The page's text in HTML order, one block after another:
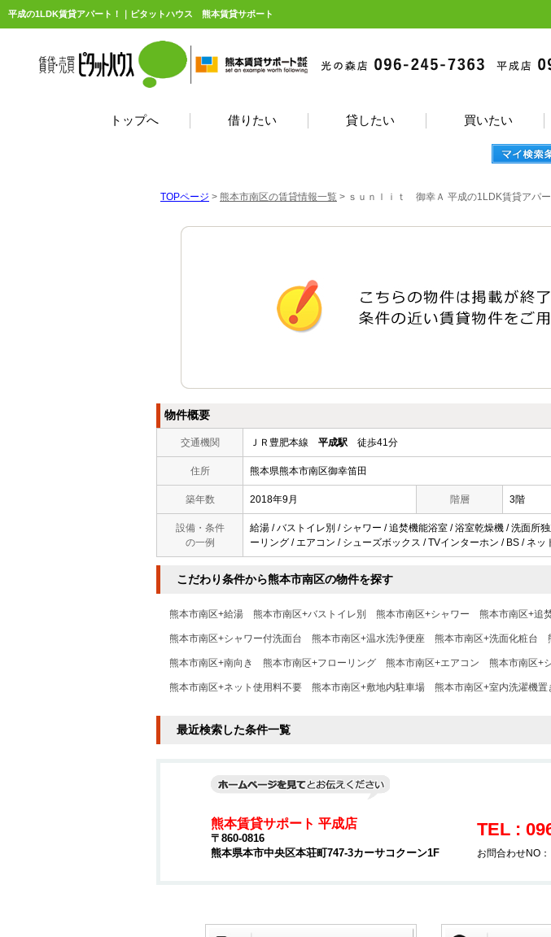
平成の1LDK賃貸アパート！｜ピタットハウス 熊本賃貸サポート
トップへ 借りたい 貸したい 買いたい
TOPページ > 熊本市南区の賃貸情報一覧 > ｓｕｎｌｉｔ 御幸Ａ 平成の1LDK賃貸アパー
物件概要
交通機関 ＪＲ豊肥本線 平成駅 徒歩41分
住所 熊本県熊本市南区御幸笛田
築年数 2018年9月 階層 3階
設備・条件
の一例
給湯 / バストイレ別 / シャワー / 追焚機能浴室 / 浴室乾燥機 / 洗面所
ーリング / エアコン / シューズボックス / TVインターホン / BS / ネ
こだわり条件から熊本市南区の物件を探す
熊本市南区+給湯 熊本市南区+バストイレ別 熊本市南区+シャワー 熊本市南区+追
熊本市南区+シャワー付洗面台 熊本市南区+温水洗浄便座 熊本市南区+洗面化粧台
熊本市南区+南向き 熊本市南区+フローリング 熊本市南区+エアコン 熊本市南区+
熊本市南区+ネット使用料不要 熊本市南区+敷地内駐車場 熊本市南区+室内洗濯機置
最近検索した条件一覧
熊本賃貸サポート 平成店
〒860-0816
熊本県本市中央区本荘町747-3カーサコクーン1F
TEL :
お問合わせNO：